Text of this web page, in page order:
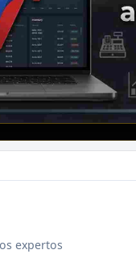
expertos